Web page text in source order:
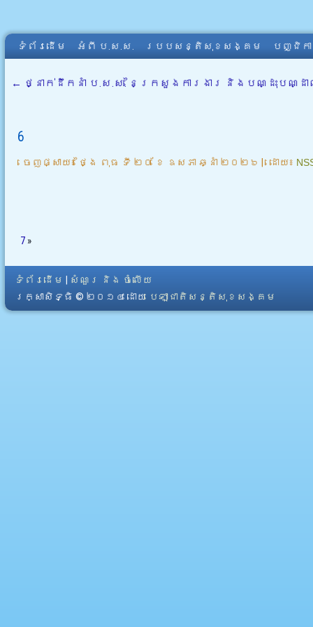
ទំព័រដើម អំពី​ ប.ស.ស. របបសន្តិសុខសង្គម បញ្ជិកា
← ថ្នាក់ដឹកនាំ ប.ស.ស. នៃ​ក្រសួងការងារ និងបណ្ដុះបណ្
6
ចេញផ្សាយ៖ ថ្ងៃ ពុធ ទី ២០ ខែ ឧសភា ឆ្នាំ ២០២៦ | ដោយ៖
7»
ទំព័រដើម
សំណួរ និង ចំលើយ
រក្សាសិទ្ធិ © ២០១៤ ដោយ​ បេឡាជាតិសន្តិសុខសង្គម